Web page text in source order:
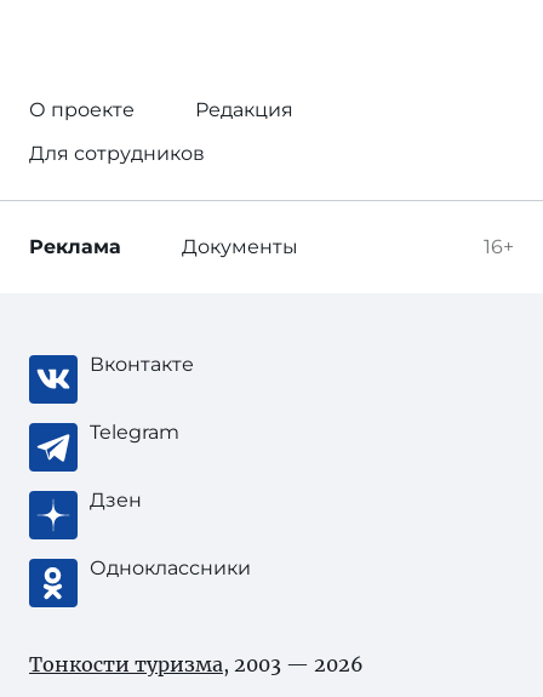
О проекте
Редакция
Для сотрудников
16+
Реклама Документы
Вконтакте
Telegram
Дзен
Одноклассники
Тонкости туризма, 2003 — 2026